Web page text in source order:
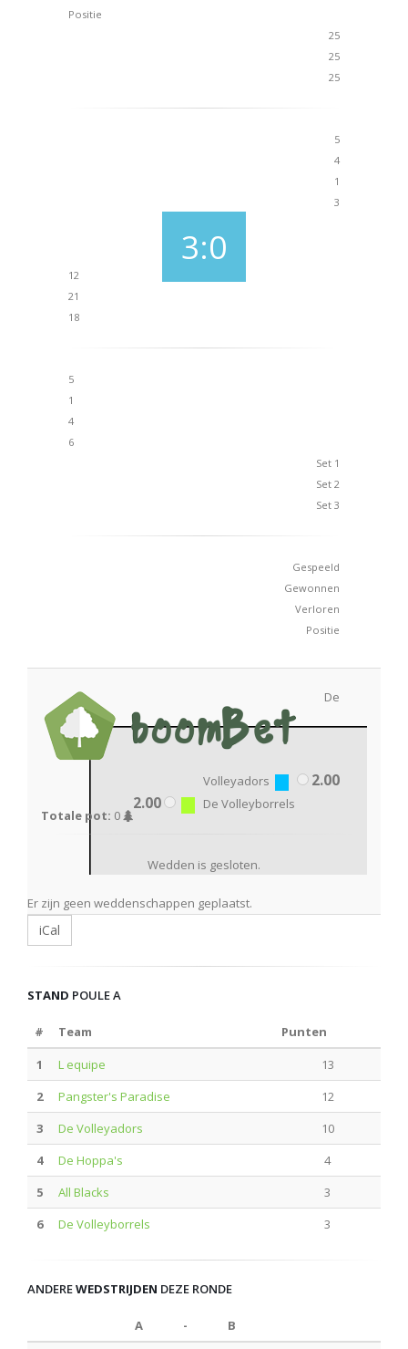
Positie
25
25
25
5
4
1
3
3:0
12
21
18
5
1
4
6
Set 1
Set 2
Set 3
Gespeeld
Gewonnen
Verloren
Positie
Totale pot: 0
De
Volleyadors
2.00
2.00
De Volleyborrels
Wedden is gesloten.
Er zijn geen weddenschappen geplaatst.
iCal
STAND POULE A
# Team
Punten
1
L equipe
13
2
Pangster's Paradise
12
3
De Volleyadors
10
4
De Hoppa's
4
5
All Blacks
3
6
De Volleyborrels 3
ANDEREWEDSTRIJDEN DEZE RONDE
A - B